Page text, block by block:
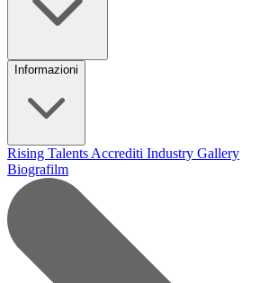
Informazioni
Rising Talents Accrediti Industry Gallery
Biografilm